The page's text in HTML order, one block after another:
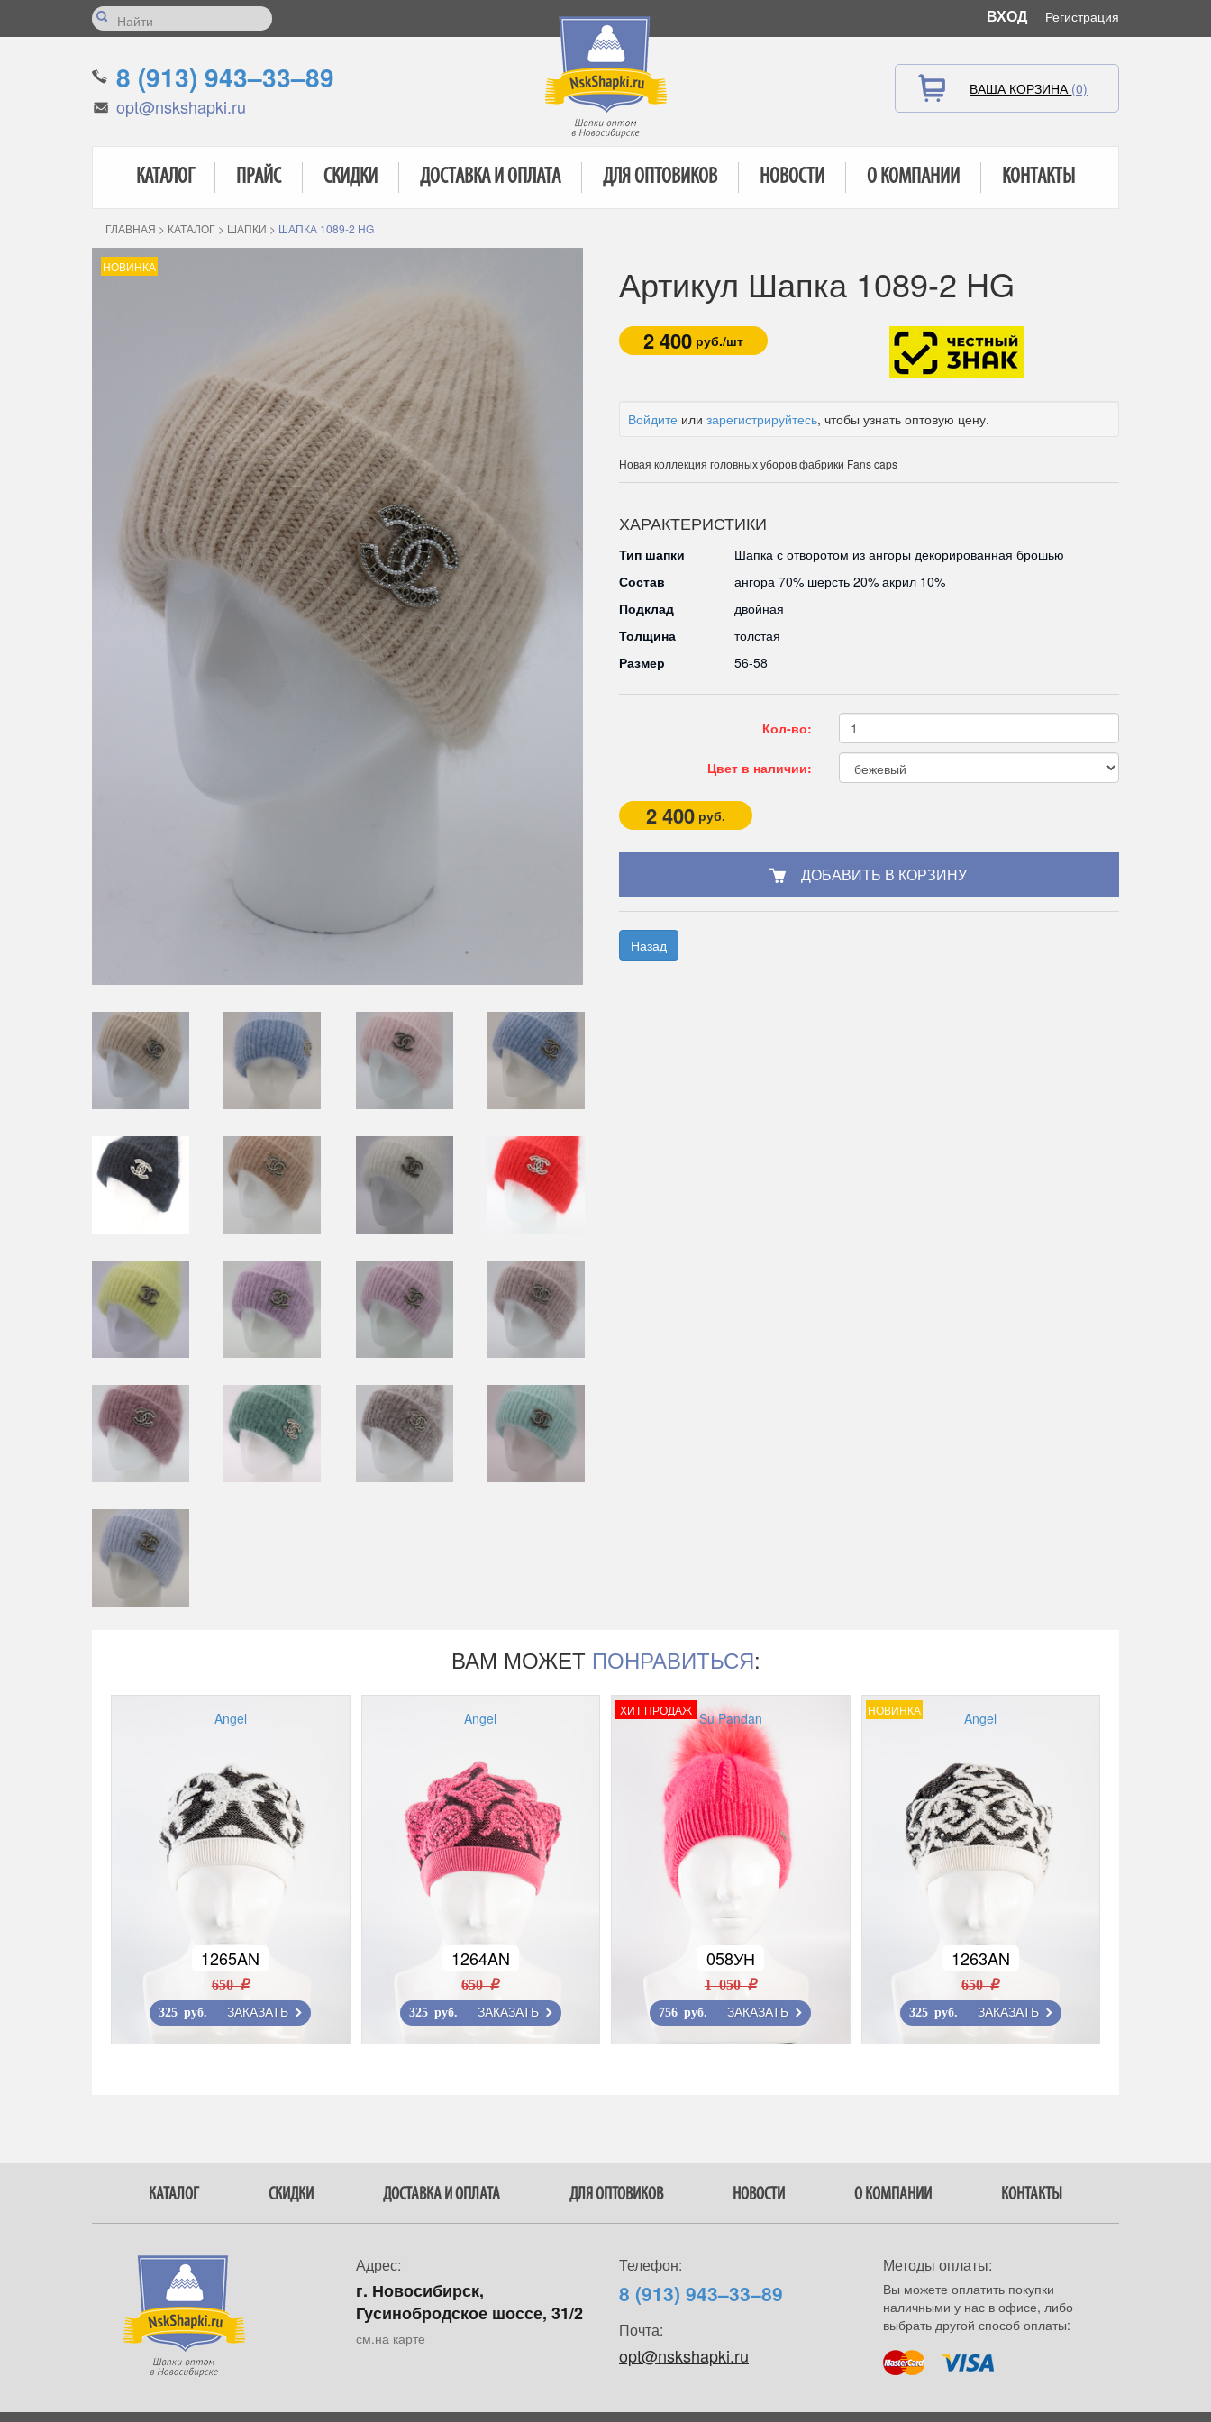
ВХОД Регистрация
8 (913) 943–33–89
opt@nskshapki.ru
ВАША КОРЗИНА (0)
КАТАЛОГ ПРАЙС СКИДКИ ДОСТАВКА И ОПЛАТА ДЛЯ ОПТОВИКОВ НОВОСТИ О КОМПАНИИ КОНТАКТЫ
ГЛАВНАЯ > КАТАЛОГ > ШАПКИ > ШАПКА 1089-2 HG
НОВИНКА Артикул Шапка 1089-2 HG
2 400 руб./шт
Войдите или зарегистрируйтесь, чтобы узнать оптовую цену.
Новая коллекция головных уборов фабрики Fans caps
ХАРАКТЕРИСТИКИ
Тип шапки
Шапка с отворотом из ангоры декорированная брошью
Состав
ангора 70% шерсть 20% акрил 10%
Подклад
двойная
Толщина
толстая
Размер
56-58
Кол-во:
Цвет в наличии:
2 400 руб.
Назад
ВАМ МОЖЕТ ПОНРАВИТЬСЯ:
Angel
1265AN
650 r
325 руб. ЗАКАЗАТЬ
Angel
1264AN
650 r
325 руб. ЗАКАЗАТЬ
ХИТ ПРОДАЖ Su Pandan
058УН
1 050 r
756 руб. ЗАКАЗАТЬ
НОВИНКА Angel
1263AN
650 r
325 руб. ЗАКАЗАТЬ
КАТАЛОГ СКИДКИ ДОСТАВКА И ОПЛАТА ДЛЯ ОПТОВИКОВ НОВОСТИ О КОМПАНИИ КОНТАКТЫ
Адрес:
г. Новосибирск,
Гусинобродское шоссе, 31/2
см.на карте
Телефон:
8 (913) 943–33–89
Почта:
opt@nskshapki.ru
Методы оплаты:
Вы можете оплатить покупки
наличными у нас в офисе, либо
выбрать другой способ оплаты: